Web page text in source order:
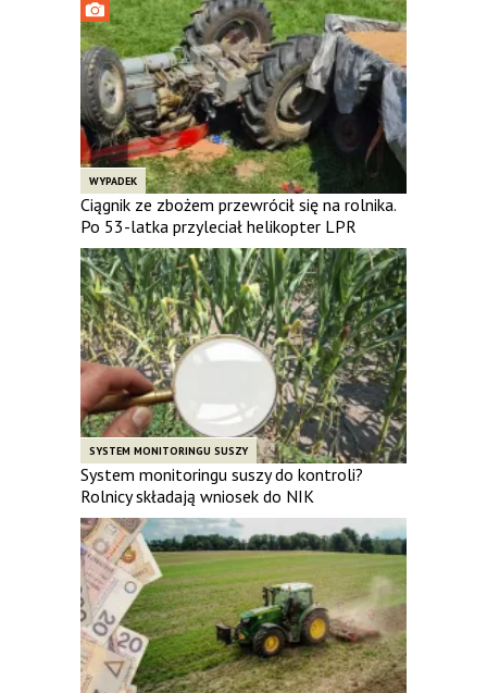
WYPADEK
Ciągnik ze zbożem przewrócił się na rolnika.
Po 53-latka przyleciał helikopter LPR
SYSTEM MONITORINGU SUSZY
System monitoringu suszy do kontroli?
Rolnicy składają wniosek do NIK